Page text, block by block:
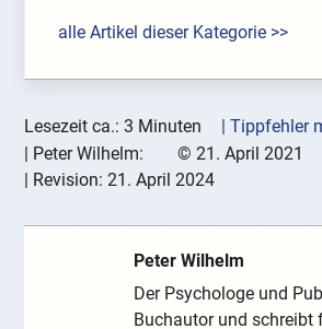
alle Artikel dieser Kategorie >>
Lesezeit ca.: 3 Minuten
| Tippfehler
| Peter Wilhelm: © 21. April 2021
| Revision:21. April 2024
Peter Wilhelm
Der Psychologe und
Buchautor und schreibt